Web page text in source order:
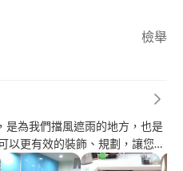
檢舉
以更有效的裝飾、規劃，讓您的
業愛戴，自